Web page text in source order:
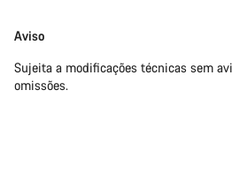
Aviso
Sujeita a modificações técnicas sem
omissões.